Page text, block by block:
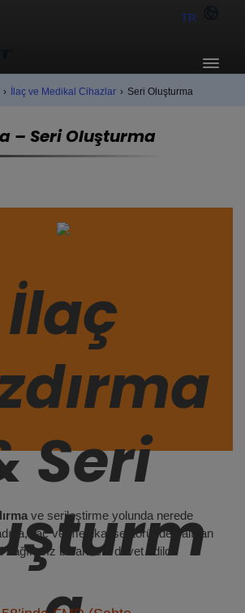
TR
› İlaç ve Medikal Cihazlar › Seri Oluşturma
– Seri Oluşturma
İlaç
Seri
ve serileştirme yolunda nerede
ilaç ve medikal sektöründe çalışan
bir ankete davet edildi.